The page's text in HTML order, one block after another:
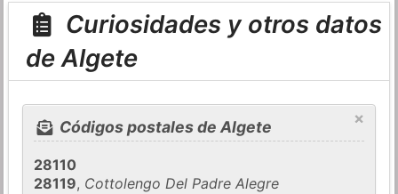
Curiosidades y otros datos
de Algete
×
Códigos postales de Algete
28110
28119, Cottolengo Del Padre Alegre